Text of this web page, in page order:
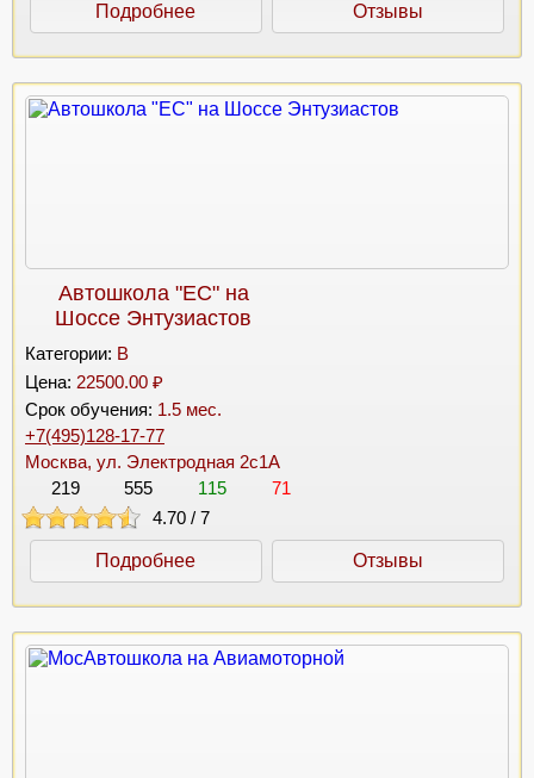
Подробнее Отзывы
Автошкола "ЕС" на
Шоссе Энтузиастов
Категории: B
Цена: 22500.00 ₽
Срок обучения: 1.5 мес.
+7(495)128-17-77
Москва, ул. Электродная 2с1А
219
555 115
71
4.70 / 7
Подробнее Отзывы